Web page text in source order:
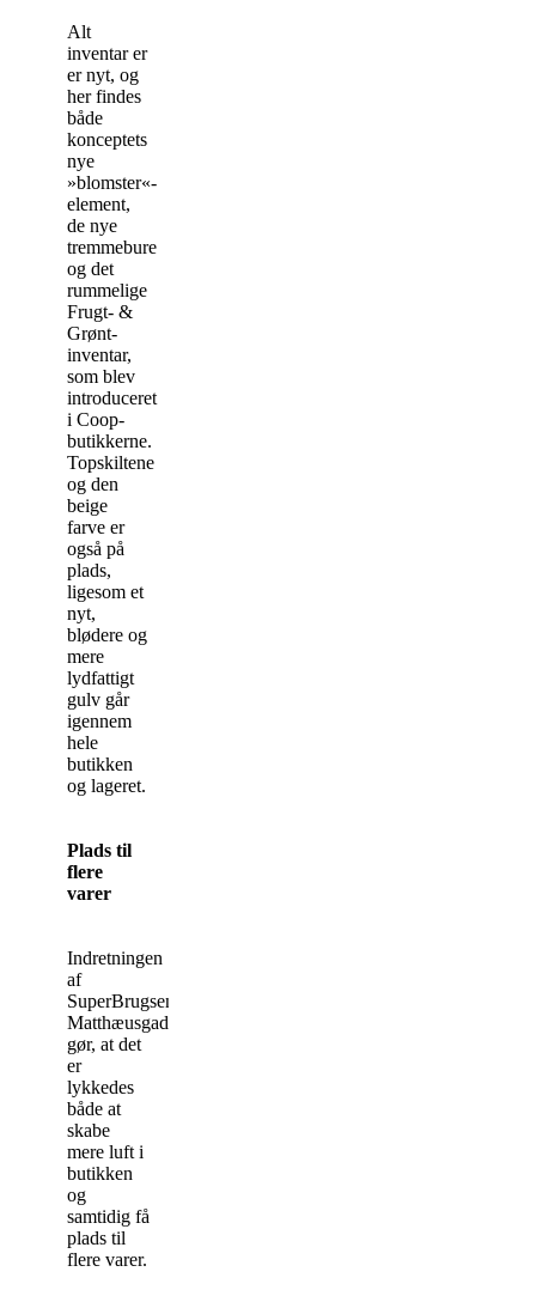
Alt
inventar er
er nyt, og
her findes
både
konceptets
nye
»blomster«-
element,
de nye
tremmebure
og det
rummelige
Frugt- &
Grønt-
inventar,
som blev
introduceret
i Coop-
butikkerne.
Topskiltene
og den
beige
farve er
også på
plads,
ligesom et
nyt,
blødere og
mere
lydfattigt
gulv går
igennem
hele
butikken
og lageret.
Plads til
flere
varer
Indretningen
af
SuperBrugsen
Matthæusgade
gør, at det
er
lykkedes
både at
skabe
mere luft i
butikken
og
samtidig få
plads til
flere varer.